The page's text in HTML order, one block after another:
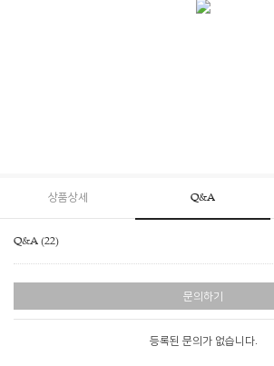
상품상세 Q&A
Q&A (22)
문의하기
등록된 문의가 없습니다.